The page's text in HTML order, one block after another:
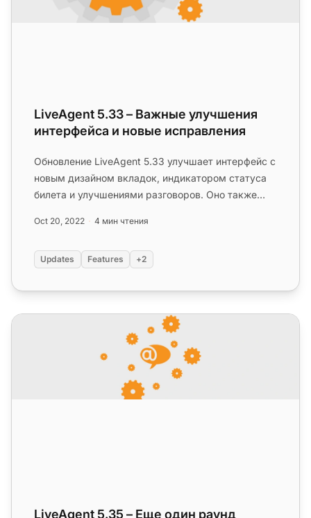
LiveAgent 5.33 – Важные улучшения
интерфейса и новые исправления
Обновление LiveAgent 5.33 улучшает интерфейс с
новым дизайном вкладок, индикатором статуса
билета и улучшениями разговоров. Оно также
Oct 20, 2022 4 мин чтения
Updates Features +2
LiveAgent 5.35 – Еще один раунд улучшений и
LiveAgent 5.35 – Еще один раунд